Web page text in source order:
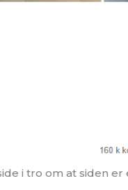
i tro om at siden